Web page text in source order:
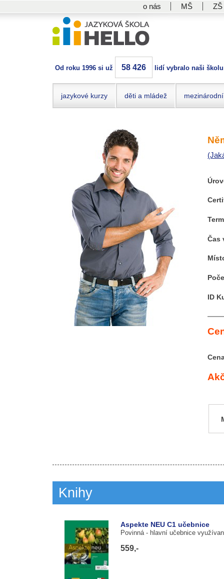
o nás MŠ ZŠ
Od roku 1996 si už 58 426 lidí vybralo naši
jazykové kurzy děti a mládež
Čas
ID
Knihy
Aspekte NEU C1 učebnice
Povinná - hlavní učebnice
559,-